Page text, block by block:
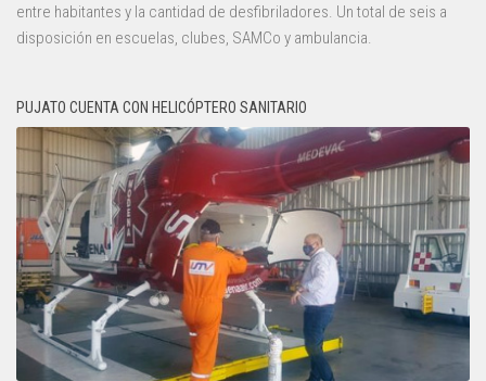
entre habitantes y la cantidad de desfibriladores. Un total de seis a
disposición en escuelas, clubes, SAMCo y ambulancia.
PUJATO CUENTA CON HELICÓPTERO SANITARIO